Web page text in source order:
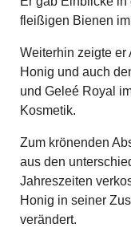
fleißigen Bienen im
Weiterhin zeigte er
Honig und auch
und Geleé Royal
Kosmetik.
Zum krönenden
aus den
Jahreszeiten
Honig in seiner
verändert.